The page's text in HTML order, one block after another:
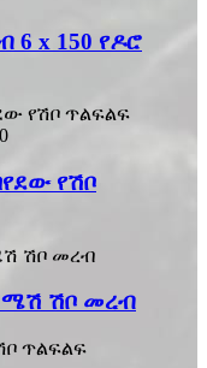
6 x 150 የዶሮ
የሽቦ
ሜሽ ሽቦ መረብ